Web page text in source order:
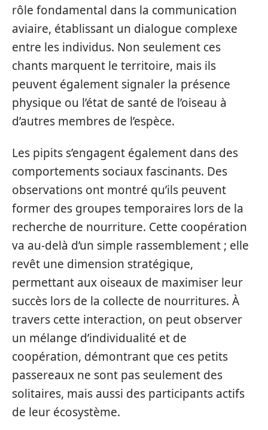
rôle fondamental dans la communication
aviaire, établissant un dialogue complexe
entre les individus. Non seulement ces
chants marquent le territoire, mais ils
peuvent également signaler la présence
physique ou l’état de santé de l’oiseau à
d’autres membres de l’espèce.
Les pipits s’engagent également dans des
comportements sociaux fascinants. Des
observations ont montré qu’ils peuvent
former des groupes temporaires lors de la
recherche de nourriture. Cette coopération
va au-delà d’un simple rassemblement ; elle
revêt une dimension stratégique,
permettant aux oiseaux de maximiser leur
succès lors de la collecte de nourritures. À
travers cette interaction, on peut observer
un mélange d’individualité et de
coopération, démontrant que ces petits
passereaux ne sont pas seulement des
solitaires, mais aussi des participants actifs
de leur écosystème.